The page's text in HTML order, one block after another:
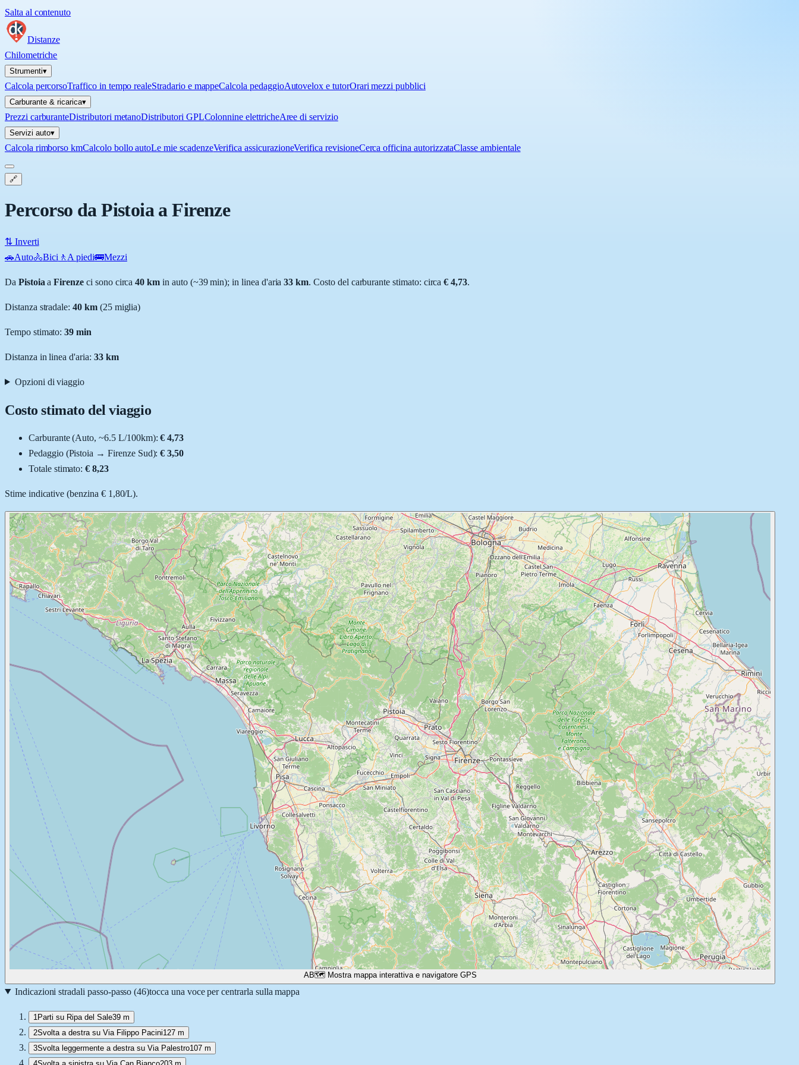
Salta al contenuto
Distanze
Chilometriche
Strumenti▾
Calcola percorsoTraffico in tempo realeStradario e mappeCalcola pedaggioAutovelox e tutorOrari mezzi pubblici
Carburante & ricarica▾
Prezzi carburanteDistributori metanoDistributori GPLColonnine elettricheAree di servizio
Servizi auto▾
Calcola rimborso kmCalcolo bollo autoLe mie scadenzeVerifica assicurazioneVerifica revisioneCerca officina autorizzataClasse ambientale
🔗
Percorso da Pistoia a Firenze
⇅ Inverti
🚗Auto🚴Bici 🚶 A piedi🚌Mezzi
Da Pistoia aFirenze ci sono circa 40 km in auto (~39 min); in linea d'aria33 km. Costo del carburante stimato: circa € 4,73.
Distanza stradale:40 km (25miglia)
Tempo stimato:39 min
Distanza in linea d'aria: 33km
Opzioni di viaggio
Costo stimato del viaggio
Carburante (Auto, ~6.5 L/100km): € 4,73
Pedaggio (Pistoia →Firenze Sud): € 3,50
Totale stimato:€ 8,23
Stime indicative (benzina € 1,80/L).
AB🗺️ Mostra mappa interattiva e navigatore GPS
Indicazioni stradali passo-passo (46)tocca una voce per centrarla sulla mappa
1 Parti su Ripa del Sale39 m
2Svolta a destra su Via Filippo Pacini127 m
3Svolta leggermente a destra su Via Palestro107 m